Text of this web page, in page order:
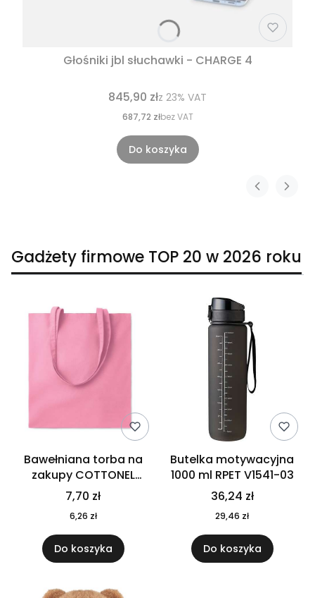
Głośniki jbl słuchawki - CHARGE 4
845,90 złz 23% VAT
687,72 złbez VAT
Do koszyka
Gadżety firmowe TOP 20 w 2026 roku
Bawełniana torba na
zakupy COTTONEL
COLOUR++ MO9846-11
7,70 zł
6,26 zł
Do koszyka
Butelka motywacyjna
1000 ml RPET V1541-03
36,24 zł
29,46 zł
Do koszyka